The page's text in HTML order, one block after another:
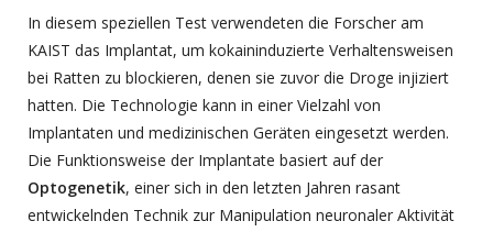
In diesem speziellen Test verwendeten die Forscher am
KAIST das Implantat, um kokaininduzierte Verhaltensweisen
bei Ratten zu blockieren, denen sie zuvor die Droge injiziert
hatten. Die Technologie kann in einer Vielzahl von
Implantaten und medizinischen Geräten eingesetzt werden.
Die Funktionsweise der Implantate basiert auf der
Optogenetik, einer sich in den letzten Jahren rasant
entwickelnden Technik zur Manipulation neuronaler Aktivität